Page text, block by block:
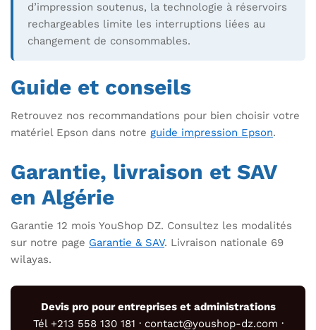
d’impression soutenus, la technologie à réservoirs
rechargeables limite les interruptions liées au
changement de consommables.
Guide et conseils
Retrouvez nos recommandations pour bien choisir votre
matériel Epson dans notre guide impression Epson.
Garantie, livraison et SAV
en Algérie
Garantie 12 mois YouShop DZ. Consultez les modalités
sur notre page Garantie & SAV. Livraison nationale 69
wilayas.
Devis pro pour entreprises et administrations
Tél +213 558 130 181 · contact@youshop-dz.com ·